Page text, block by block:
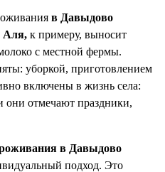
в Давыдово
Аля, к примеру, выносит
с местной фермы.
уборкой, приготовлением
включены в жизнь села:
они отмечают праздники,
в Давыдово
подход. Это